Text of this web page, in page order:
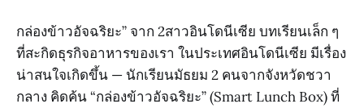
กล่องข้าวอัจฉริยะ” จาก 2สาวอินโดนีเซีย บทเรียนเล็ก ๆ
ที่สะกิดธุรกิจอาหารของเรา ในประเทศอินโดนีเซีย มีเรื่อง
น่าสนใจเกิดขึ้น — นักเรียนมัธยม 2 คนจากจังหวัดชวา
กลาง คิดค้น “กล่องข้าวอัจฉริยะ” (Smart Lunch Box) ที่